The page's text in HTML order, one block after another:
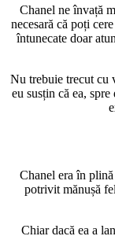
Chanel ne învață
necesară că poți
întunecate doar
Nu trebuie trecut cu
eu susțin că ea,
Chanel era în
potrivit mănușă
Chiar dacă ea a